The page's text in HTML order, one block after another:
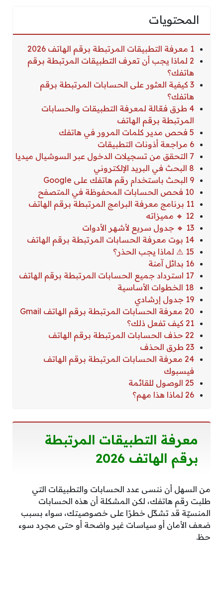
المحتويات
1 معرفة التطبيقات المرتبطة برقم الهاتف 2026
2 لماذا يجب أن تعرف التطبيقات المرتبطة برقم
هاتفك؟
3 كيفية العثور على الحسابات المرتبطة برقم
هاتفك؟
4 طرق فعّالة لمعرفة التطبيقات والحسابات
المرتبطة برقم الهاتف
5 فحص مدير كلمات المرور في هاتفك
6 مراجعة أذونات التطبيقات
7 التحقق من تسجيلات الدخول عبر السوشيال ميديا
8 البحث في البريد الإلكتروني
9 البحث باستخدام رقم هاتفك على Google
10 فحص الحسابات المحفوظة في المتصفح
11 برنامج معرفة البرامج المرتبطة برقم الهاتف
12 🔸 مميزاته
13 🔸 جدول سريع لأشهر الأدوات
14 بوت معرفة الحسابات المرتبطة برقم الهاتف
15 ⚠️ لماذا يجب الحذر؟
16 بدائل آمنة
17 استرداد جميع الحسابات المرتبطة برقم الهاتف
18 الخطوات الأساسية
19 جدول إرشادي
20 معرفة الحسابات المرتبطة برقم الهاتف Gmail
21 كيف تفعل ذلك؟
22 حذف الحسابات المرتبطة برقم الهاتف
23 طرق الحذف
24 معرفة الحسابات المرتبطة برقم الهاتف
فيسبوك
25 الوصول للقائمة
26 لماذا هذا مهم؟
معرفة التطبيقات المرتبطة
برقم الهاتف 2026
من السهل أن ننسى عدد الحسابات والتطبيقات التي
طلبت رقم هاتفك، لكن المشكلة أن هذه الحسابات
المنسيّة قد تشكّل خطرًا على خصوصيتك، سواء بسبب
ضعف الأمان أو سياسات غير واضحة أو حتى مجرد سوء
حظ.